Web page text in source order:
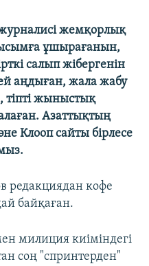
жемқорлық
ұшырағанын,
салып жібергенін
аңдыған, жала жабу
жыныстық
Азаттықтың
Клооп сайты бірлесе
редакциядан кофе
байқаған.
милиция киіміндегі
соң "спринтерден"